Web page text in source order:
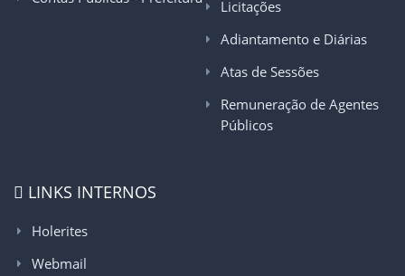
Licitações
Adiantamento e Diárias
Atas de Sessões
Remuneração de Agentes
Públicos
LINKS INTERNOS
Holerites
Webmail